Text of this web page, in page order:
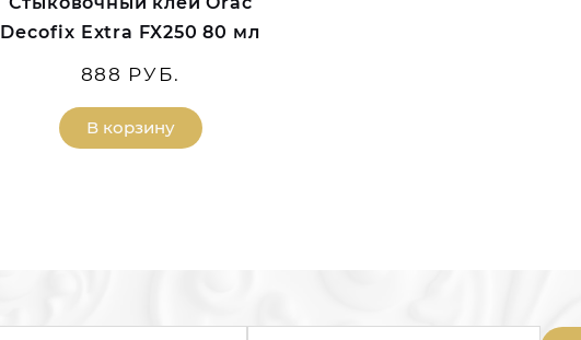
Decofix Extra FX250 80 мл
888 РУБ.
В корзину